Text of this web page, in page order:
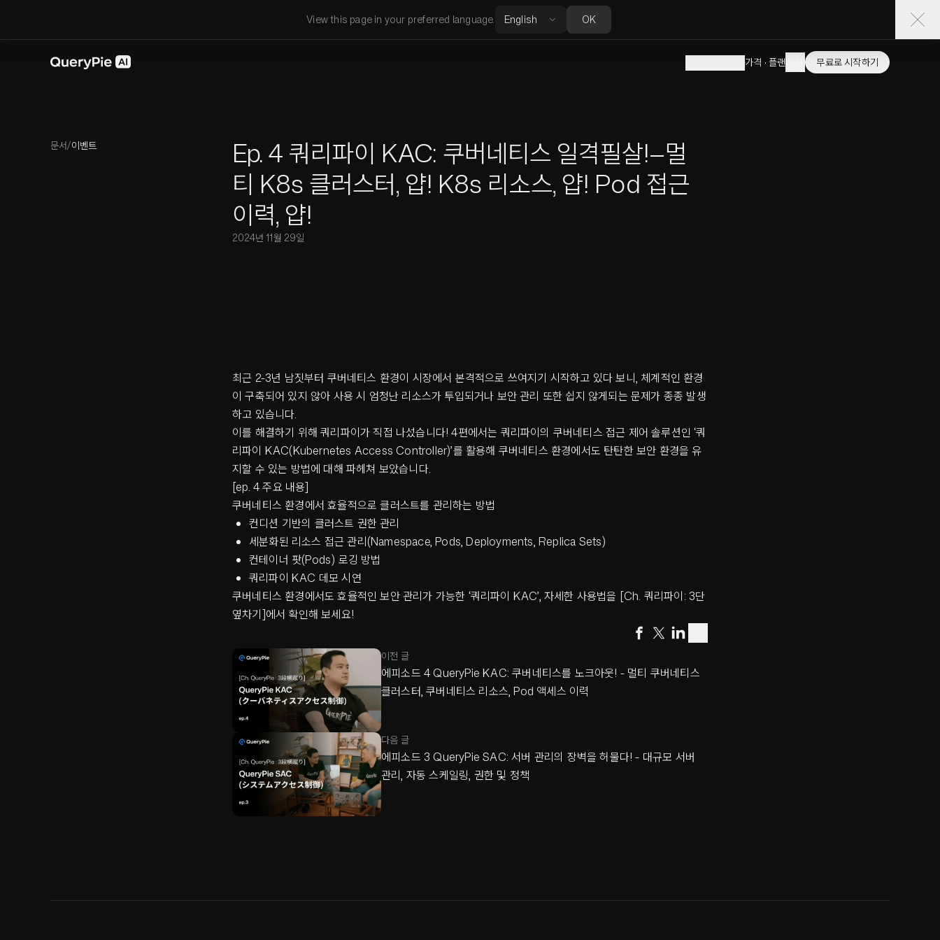
View this page in your preferred language. OK
가격 · 플랜 무료로 시작하기
문서/이벤트
Ep. 4 쿼리파이 KAC: 쿠버네티스 일격필살!—멀
티 K8s 클러스터, 얍! K8s 리소스, 얍! Pod 접근
이력, 얍!
2024년 11월 29일
최근 2-3년 남짓부터 쿠버네티스 환경이 시장에서 본격적으로 쓰여지기 시작하고 있다 보니, 체계적인 환경
이 구축되어 있지 않아 사용 시 엄청난 리소스가 투입되거나 보안 관리 또한 쉽지 않게되는 문제가 종종 발생
하고 있습니다.
이를 해결하기 위해 쿼리파이가 직접 나섰습니다! 4편에서는 쿼리파이의 쿠버네티스 접근 제어 솔루션인 ‘쿼
리파이 KAC(Kubernetes Access Controller)’를 활용해 쿠버네티스 환경에서도 탄탄한 보안 환경을 유
지할 수 있는 방법에 대해 파헤쳐 보았습니다.
[ep. 4 주요 내용]
쿠버네티스 환경에서 효율적으로 클러스트를 관리하는 방법
컨디션 기반의 클러스트 권한 관리
세분화된 리소스 접근 관리(Namespace, Pods, Deployments, Replica Sets)
컨테이너 팟(Pods) 로깅 방법
쿼리파이 KAC 데모 시연
쿠버네티스 환경에서도 효율적인 보안 관리가 가능한 ‘쿼리파이 KAC’, 자세한 사용법을 [Ch. 쿼리파이: 3단
옆차기]에서 확인해 보세요!
이전 글
에피소드 4 QueryPie KAC: 쿠버네티스를 노크아웃! - 멀티 쿠버네티스
클러스터, 쿠버네티스 리소스, Pod 액세스 이력
다음 글
에피소드 3 QueryPie SAC: 서버 관리의 장벽을 허물다! - 대규모 서버
관리, 자동 스케일링, 권한 및 정책